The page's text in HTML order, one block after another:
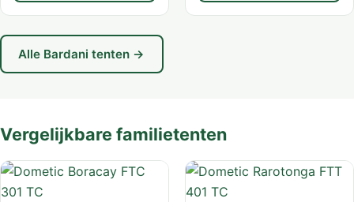
Alle Bardani tenten →
Vergelijkbare familietenten